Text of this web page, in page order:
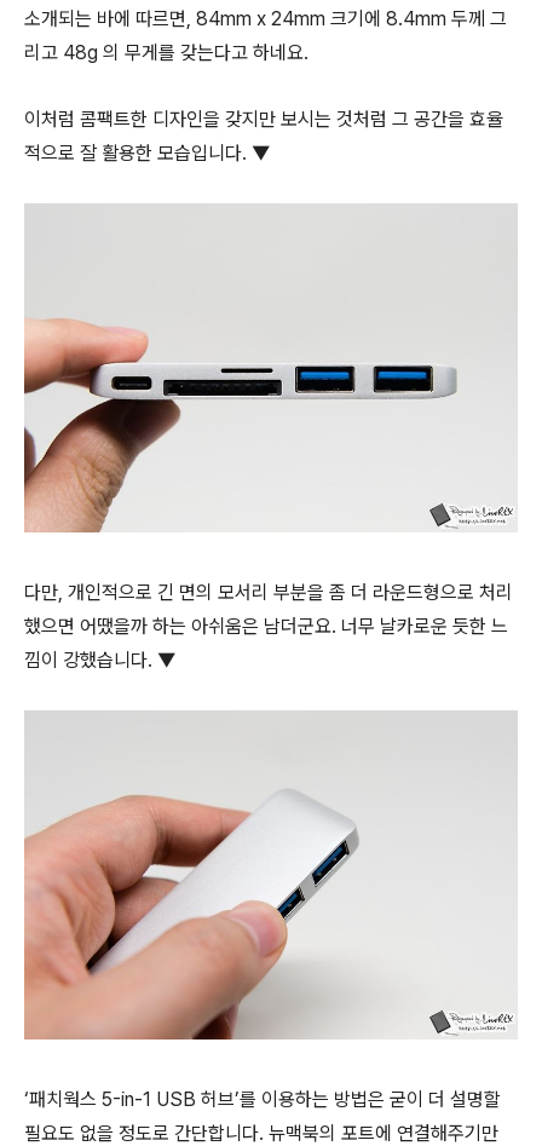
소개되는 바에 따르면, 84mm x 24mm 크기에 8.4mm 두께 그
리고 48g 의 무게를 갖는다고 하네요.
이처럼 콤팩트한 디자인을 갖지만 보시는 것처럼 그 공간을 효율
적으로 잘 활용한 모습입니다. ▼
다만, 개인적으로 긴 면의 모서리 부분을 좀 더 라운드형으로 처리
했으면 어땠을까 하는 아쉬움은 남더군요. 너무 날카로운 듯한 느
낌이 강했습니다. ▼
‘패치웍스 5-in-1 USB 허브’를 이용하는 방법은 굳이 더 설명할
필요도 없을 정도로 간단합니다. 뉴맥북의 포트에 연결해주기만